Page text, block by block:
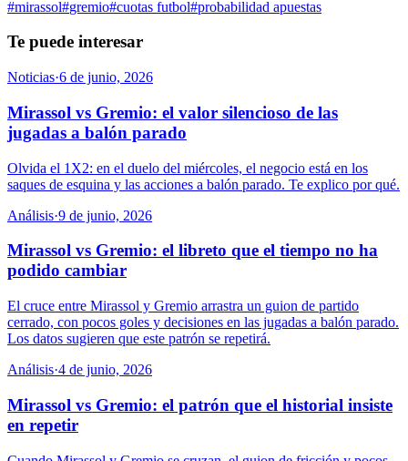
#mirassol#gremio#cuotas futbol#probabilidad apuestas
Te puede interesar
Noticias·6 de junio, 2026
Mirassol vs Gremio: el valor silencioso de las
jugadas a balón parado
Olvida el 1X2: en el duelo del miércoles, el negocio está en los
saques de esquina y las acciones a balón parado. Te explico por qué.
Análisis·9 de junio, 2026
Mirassol vs Gremio: el libreto que el tiempo no ha
podido cambiar
El cruce entre Mirassol y Gremio arrastra un guion de partido
cerrado, con pocos goles y decisiones en las jugadas a balón parado.
Los datos sugieren que este patrón se repetirá.
Análisis·4 de junio, 2026
Mirassol vs Gremio: el patrón que el historial insiste
en repetir